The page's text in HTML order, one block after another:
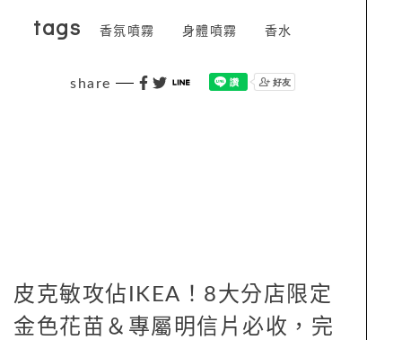
tags 香氛噴霧 身體噴霧 香水
share
皮克敏攻佔IKEA！8大分店限定
金色花苗＆專屬明信片必收，完